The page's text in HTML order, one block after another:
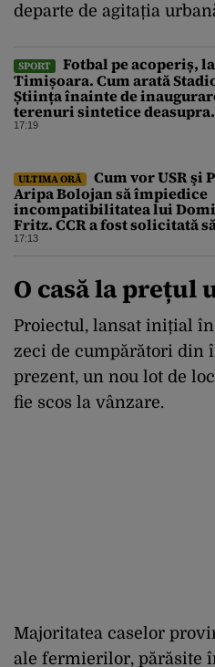
departe de agitația
SPORT
Fotbal pe acoperiș, la
Timișoara. Cum arată
Știința înainte de
terenuri sintetice deasupra
tribunei
17:19
ULTIMA ORĂ
Cum vor USR şi
Aripa Bolojan să împiedice
incompatibilitatea lui
Fritz. CCR a fost solicitată
intervină
17:13
O casă la prețul
Proiectul, lansat inițial în
zeci de cumpărători din
prezent, un nou lot de
fie scos la vânzare.
Majoritatea caselor
ale fermierilor, părăsite